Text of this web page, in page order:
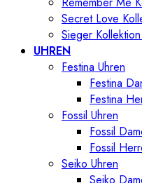
Secret Love
Sieger
UHREN
Festina Uhren
Festina
Festina
Fossil Uhren
Fossil
Fossil
Seiko Uhren